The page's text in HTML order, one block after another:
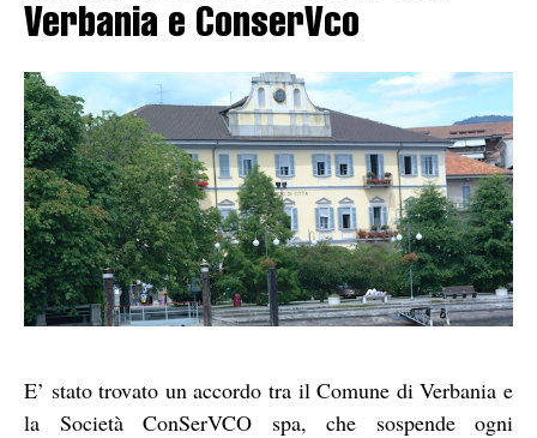
Verbania e ConserVco
E’ stato trovato un accordo tra il Comune di Verbania e
la Società ConSerVCO spa, che sospende ogni